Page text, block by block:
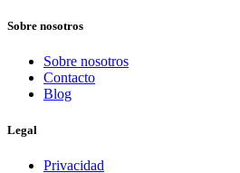
Sobre nosotros
Sobre nosotros
Contacto
Blog
Legal
Privacidad